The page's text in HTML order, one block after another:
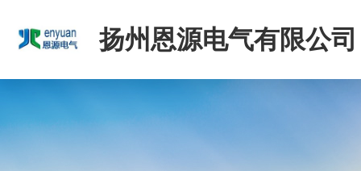
扬州恩源电气有限公司